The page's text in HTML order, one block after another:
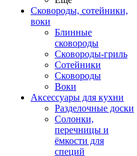
Сковороды, сотейники,
воки
Блинные
сковороды
Сковороды-гриль
Сотейники
Сковороды
Воки
Аксессуары для кухни
Разделочные доски
Солонки,
перечницы и
ёмкости для
специй